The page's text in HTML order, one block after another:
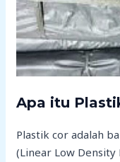
Apa itu
Plastik cor adalah
(Linear Low Density